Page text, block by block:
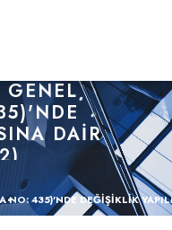
GENEL
DAİR
NO: 435)'NDE DEĞİŞİKLİK